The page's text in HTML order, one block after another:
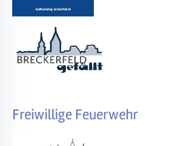
Freiwillige Feuerwehr